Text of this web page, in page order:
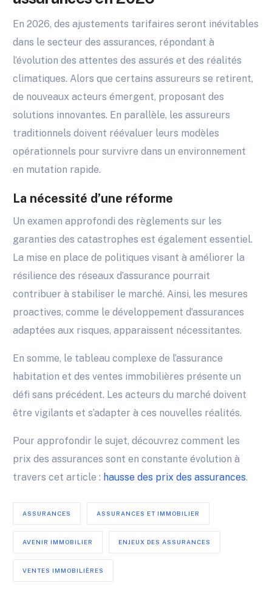
En 2026, des ajustements tarifaires seront inévitables
dans le secteur des assurances, répondant à
l’évolution des attentes des assurés et des réalités
climatiques. Alors que certains assureurs se retirent,
de nouveaux acteurs émergent, proposant des
solutions innovantes. En parallèle, les assureurs
traditionnels doivent réévaluer leurs modèles
opérationnels pour survivre dans un environnement
en mutation rapide.
La nécessité d’une réforme
Un examen approfondi des règlements sur les
garanties des catastrophes est également essentiel.
La mise en place de politiques visant à améliorer la
résilience des réseaux d’assurance pourrait
contribuer à stabiliser le marché. Ainsi, les mesures
proactives, comme le développement d’assurances
adaptées aux risques, apparaissent nécessitantes.
En somme, le tableau complexe de l’assurance
habitation et des ventes immobilières présente un
défi sans précédent. Les acteurs du marché doivent
être vigilants et s’adapter à ces nouvelles réalités.
Pour approfondir le sujet, découvrez comment les
prix des assurances sont en constante évolution à
travers cet article : hausse des prix des assurances.
ASSURANCES ASSURANCES ET IMMOBILIER
AVENIR IMMOBILIER ENJEUX DES ASSURANCES
VENTES IMMOBILIÈRES